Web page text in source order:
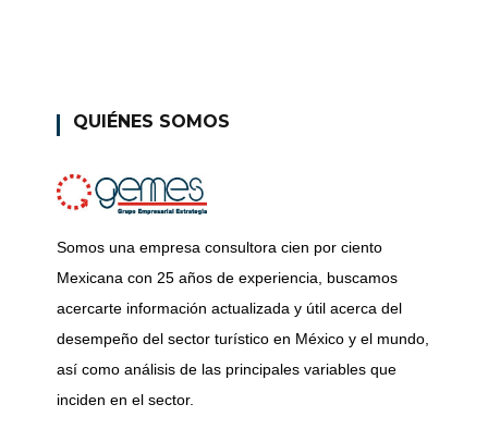
QUIÉNES SOMOS
Somos una empresa consultora cien por ciento
Mexicana con 25 años de experiencia, buscamos
acercarte información actualizada y útil acerca del
desempeño del sector turístico en México y el mundo,
así como análisis de las principales variables que
inciden en el sector.